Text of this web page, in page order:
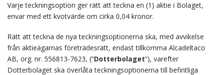
Varje teckningsoption ger rätt att teckna en (1) aktie i Bolaget,
envar med ett kvotvärde om cirka 0,04 kronor.
Rätt att teckna de nya teckningsoptionerna ska, med avvikelse
från aktieägarnas företrädesrätt, endast tillkomma Alcadeltaco
AB, org. nr. 556813-7623, (”Dotterbolaget”), varefter
Dotterbolaget ska överlåta teckningsoptionerna till befintliga